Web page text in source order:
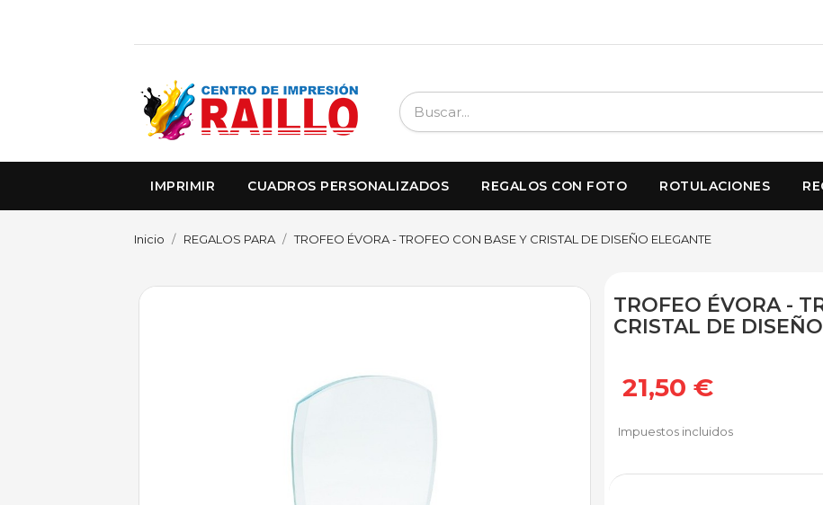
IMPRIMIR CUADROS PERSONALIZADOS REGALOS CON FOTO ROTULACIONES
Inicio REGALOS PARA TROFEO ÉVORA - TROFEO CON BASE Y CRISTAL DE DISEÑO ELEGANTE
TROFEO ÉVORA -
CRISTAL DE
21,50 €
Impuestos incluidos